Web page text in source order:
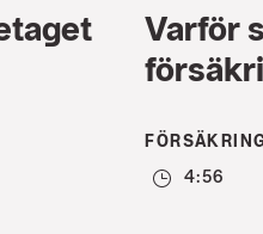
Varför
4:56